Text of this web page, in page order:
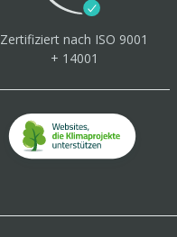
Zertifiziert nach ISO 9001
+ 14001